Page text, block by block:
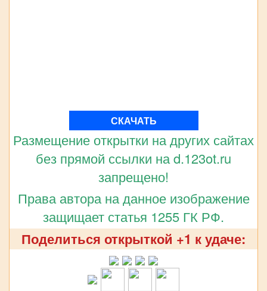
СКАЧАТЬ
Размещение открытки на других сайтах
без прямой ссылки на d.123ot.ru
запрещено!
Права автора на данное изображение
защищает статья 1255 ГК РФ.
Поделиться открыткой +1 к удаче: